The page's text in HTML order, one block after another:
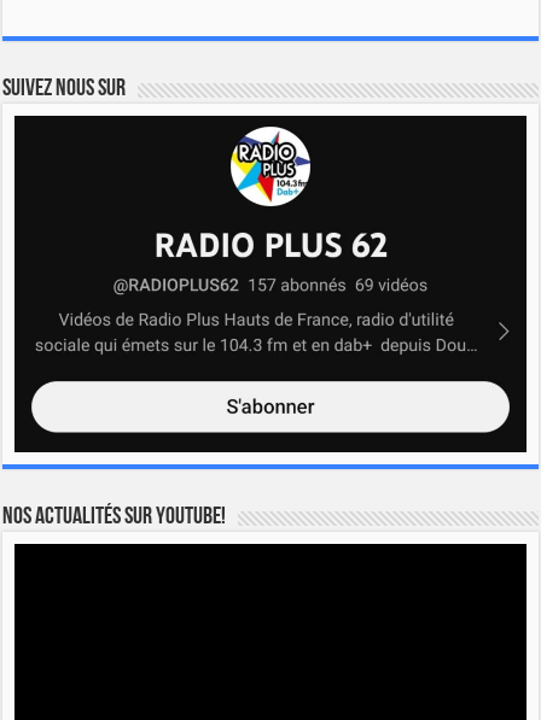
Suivez nous sur
Nos actualités sur YOUTUBE!